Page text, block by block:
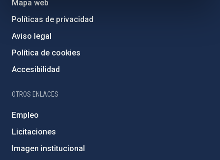
Mapa web
Políticas de privacidad
Aviso legal
Política de cookies
Accesibilidad
OTROS ENLACES
Empleo
Licitaciones
Imagen institucional